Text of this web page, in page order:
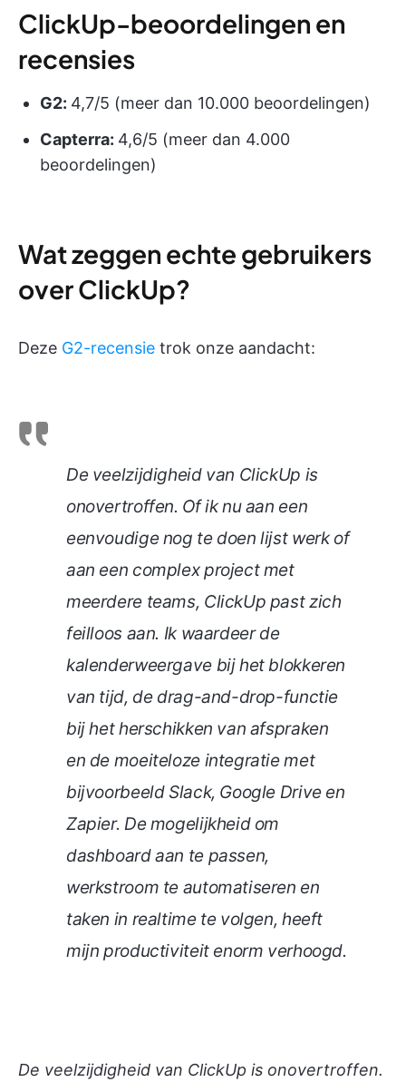
ClickUp-beoordelingen en
recensies
G2: 4,7/5 (meer dan 10.000 beoordelingen)
Capterra: 4,6/5 (meer dan 4.000
beoordelingen)
Wat zeggen echte gebruikers
over ClickUp?
Deze G2-recensie trok onze aandacht:
De veelzijdigheid van ClickUp is
onovertroffen. Of ik nu aan een
eenvoudige nog te doen lijst werk of
aan een complex project met
meerdere teams, ClickUp past zich
feilloos aan. Ik waardeer de
kalenderweergave bij het blokkeren
van tijd, de drag-and-drop-functie
bij het herschikken van afspraken
en de moeiteloze integratie met
bijvoorbeeld Slack, Google Drive en
Zapier. De mogelijkheid om
dashboard aan te passen,
werkstroom te automatiseren en
taken in realtime te volgen, heeft
mijn productiviteit enorm verhoogd.
De veelzijdigheid van ClickUp is onovertroffen.